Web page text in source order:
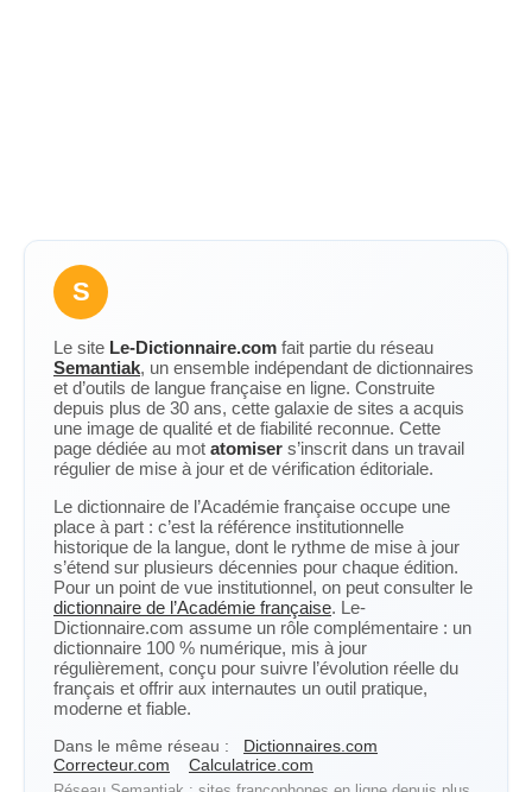
S
Le site Le-Dictionnaire.com fait partie du réseau
Semantiak, un ensemble indépendant de dictionnaires
et d’outils de langue française en ligne. Construite
depuis plus de 30 ans, cette galaxie de sites a acquis
une image de qualité et de fiabilité reconnue. Cette
page dédiée au mot atomiser s’inscrit dans un travail
régulier de mise à jour et de vérification éditoriale.
Le dictionnaire de l’Académie française occupe une
place à part : c’est la référence institutionnelle
historique de la langue, dont le rythme de mise à jour
s’étend sur plusieurs décennies pour chaque édition.
Pour un point de vue institutionnel, on peut consulter le
dictionnaire de l’Académie française. Le-
Dictionnaire.com assume un rôle complémentaire : un
dictionnaire 100 % numérique, mis à jour
régulièrement, conçu pour suivre l’évolution réelle du
français et offrir aux internautes un outil pratique,
moderne et fiable.
Dans le même réseau :
Dictionnaires.com
Correcteur.com
Calculatrice.com